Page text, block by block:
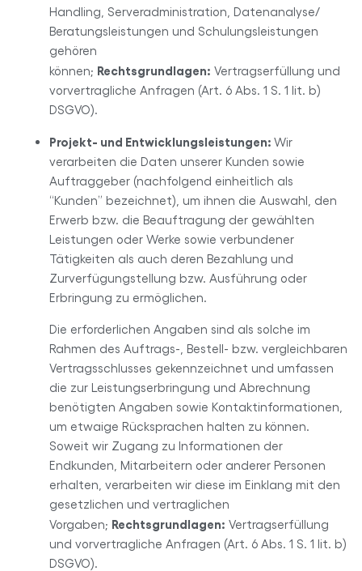
Handling, Serveradministration, Datenanalyse/
Beratungsleistungen und Schulungsleistungen
gehören
können; Rechtsgrundlagen: Vertragserfüllung und
vorvertragliche Anfragen (Art. 6 Abs. 1 S. 1 lit. b)
DSGVO).
Projekt- und Entwicklungsleistungen: Wir
verarbeiten die Daten unserer Kunden sowie
Auftraggeber (nachfolgend einheitlich als
“Kunden” bezeichnet), um ihnen die Auswahl, den
Erwerb bzw. die Beauftragung der gewählten
Leistungen oder Werke sowie verbundener
Tätigkeiten als auch deren Bezahlung und
Zurverfügungstellung bzw. Ausführung oder
Erbringung zu ermöglichen.
Die erforderlichen Angaben sind als solche im
Rahmen des Auftrags-, Bestell- bzw. vergleichbaren
Vertragsschlusses gekennzeichnet und umfassen
die zur Leistungserbringung und Abrechnung
benötigten Angaben sowie Kontaktinformationen,
um etwaige Rücksprachen halten zu können.
Soweit wir Zugang zu Informationen der
Endkunden, Mitarbeitern oder anderer Personen
erhalten, verarbeiten wir diese im Einklang mit den
gesetzlichen und vertraglichen
Vorgaben; Rechtsgrundlagen: Vertragserfüllung
und vorvertragliche Anfragen (Art. 6 Abs. 1 S. 1 lit. b)
DSGVO).